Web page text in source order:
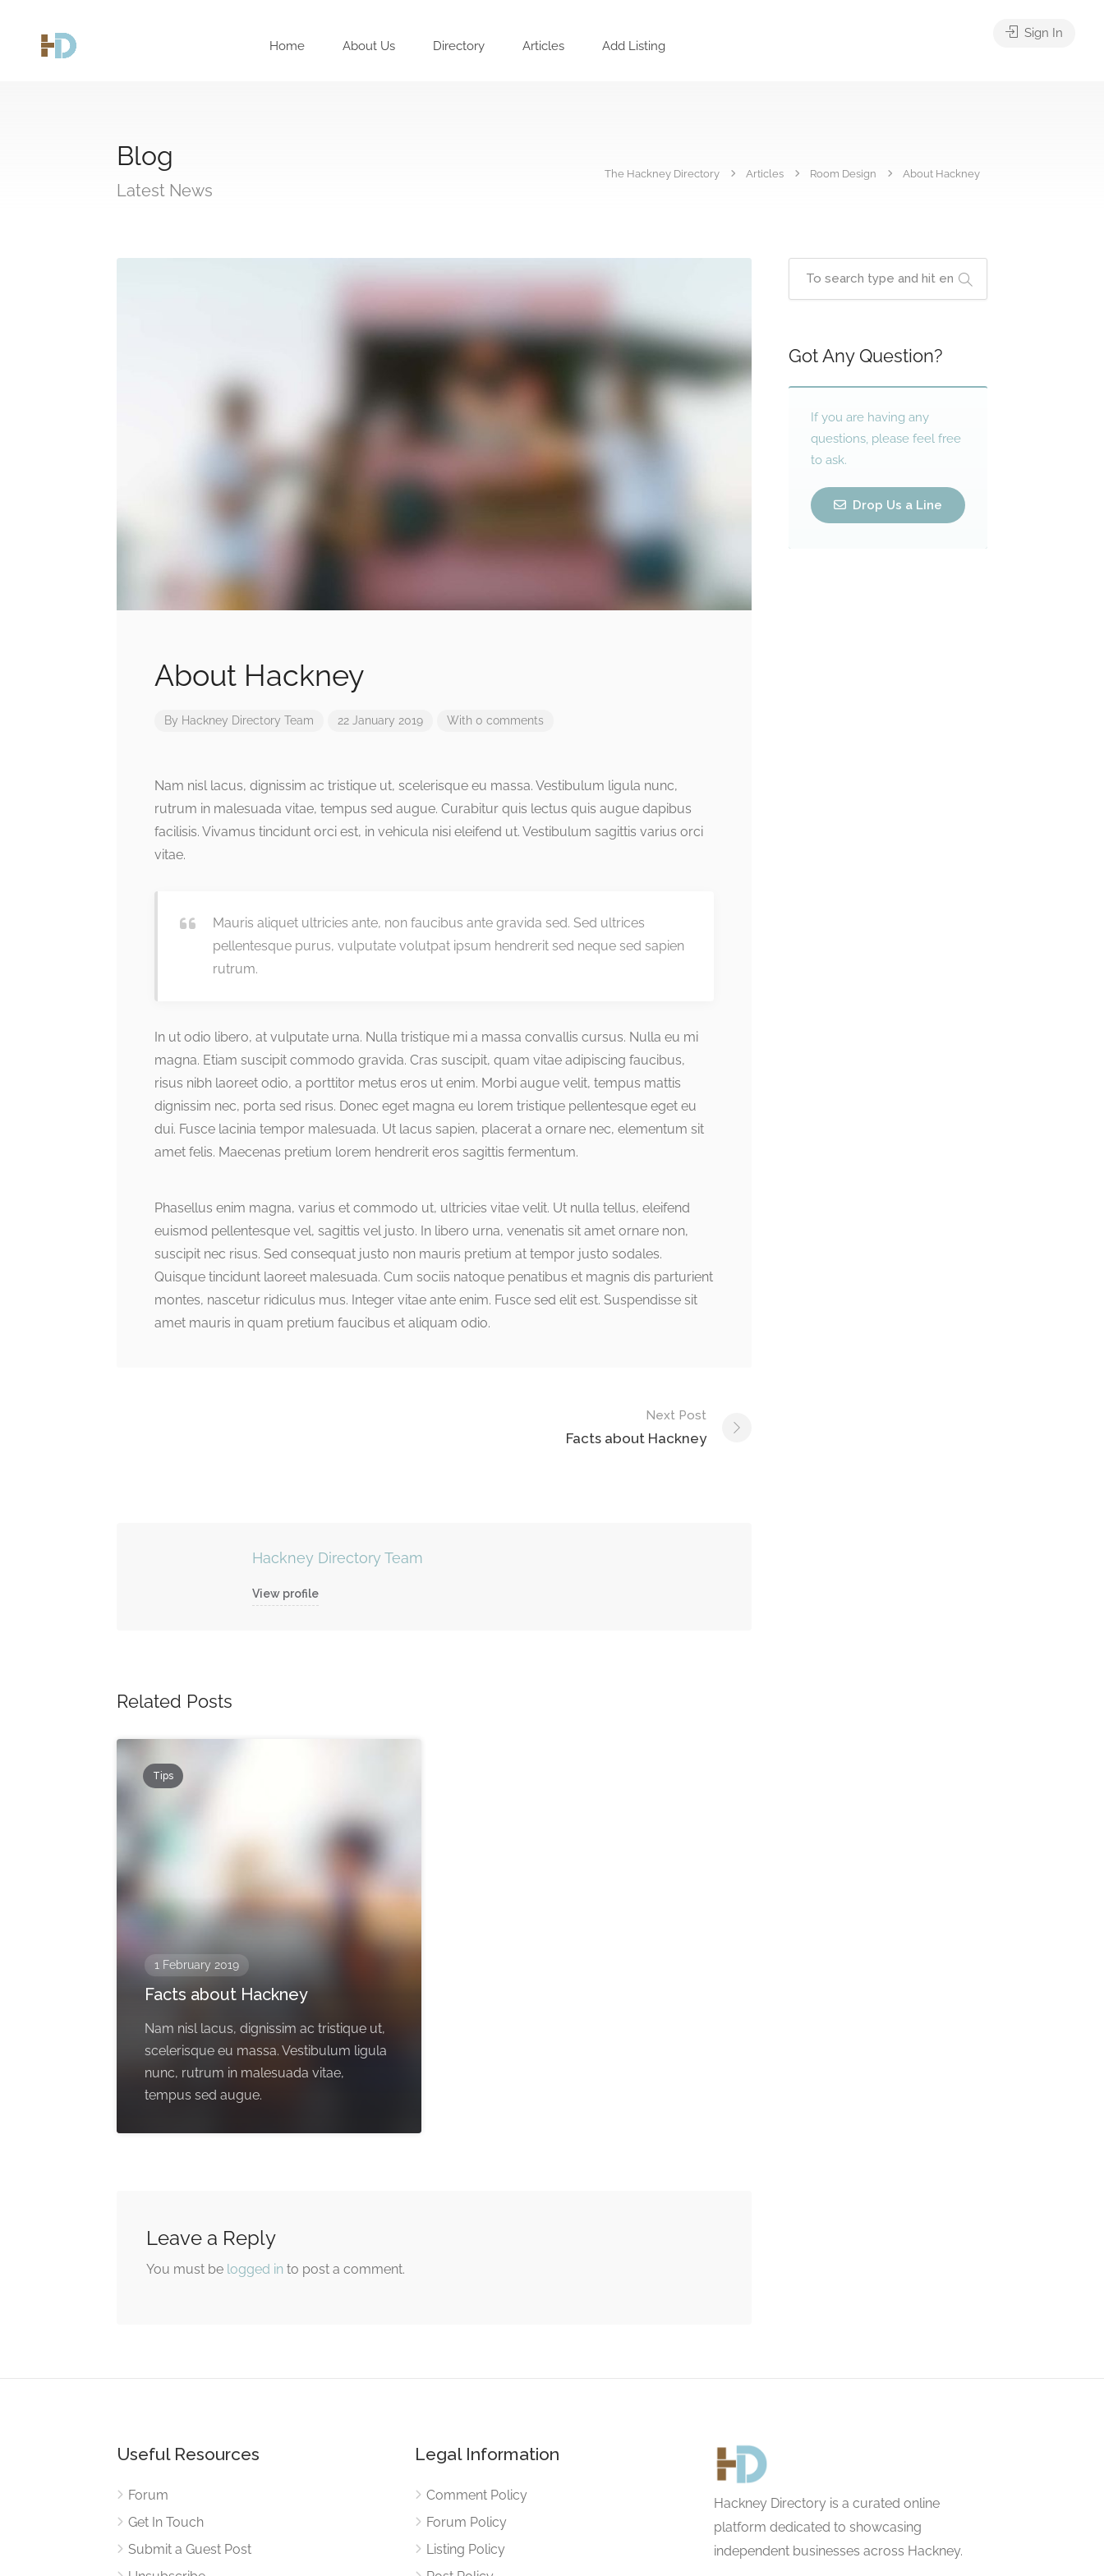
Home About Us Directory Articles Add Listing
Sign In
Blog
Latest News
The Hackney Directory Articles Room Design About Hackney
About Hackney
By Hackney Directory Team 22 January 2019 With 0 comments
Nam nisl lacus, dignissim ac tristique ut, scelerisque eu massa. Vestibulum ligula nunc,
rutrum in malesuada vitae, tempus sed augue. Curabitur quis lectus quis augue dapibus
facilisis. Vivamus tincidunt orci est, in vehicula nisi eleifend ut. Vestibulum sagittis varius orci
vitae.
Mauris aliquet ultricies ante, non faucibus ante gravida sed. Sed ultrices
pellentesque purus, vulputate volutpat ipsum hendrerit sed neque sed sapien
rutrum.
In ut odio libero, at vulputate urna. Nulla tristique mi a massa convallis cursus. Nulla eu mi
magna. Etiam suscipit commodo gravida. Cras suscipit, quam vitae adipiscing faucibus,
risus nibh laoreet odio, a porttitor metus eros ut enim. Morbi augue velit, tempus mattis
dignissim nec, porta sed risus. Donec eget magna eu lorem tristique pellentesque eget eu
dui. Fusce lacinia tempor malesuada. Ut lacus sapien, placerat a ornare nec, elementum sit
amet felis. Maecenas pretium lorem hendrerit eros sagittis fermentum.
Phasellus enim magna, varius et commodo ut, ultricies vitae velit. Ut nulla tellus, eleifend
euismod pellentesque vel, sagittis vel justo. In libero urna, venenatis sit amet ornare non,
suscipit nec risus. Sed consequat justo non mauris pretium at tempor justo sodales.
Quisque tincidunt laoreet malesuada. Cum sociis natoque penatibus et magnis dis parturient
montes, nascetur ridiculus mus. Integer vitae ante enim. Fusce sed elit est. Suspendisse sit
amet mauris in quam pretium faucibus et aliquam odio.
Next Post
Facts about Hackney
Hackney Directory Team
View profile
Related Posts
Tips
1 February 2019
Facts about Hackney
Nam nisl lacus, dignissim ac tristique ut,
scelerisque eu massa. Vestibulum ligula
nunc, rutrum in malesuada vitae,
tempus sed augue.
Leave a Reply
You must be logged in to post a comment.
Got Any Question?
If you are having any
questions, please feel free
to ask.
Drop Us a Line
Useful Resources
Forum
Get In Touch
Submit a Guest Post
Legal Information
Comment Policy
Forum Policy
Listing Policy
Hackney Directory is a curated online
platform dedicated to showcasing
independent businesses across Hackney.